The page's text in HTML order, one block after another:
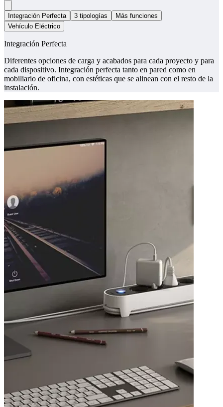
Integración Perfecta 3 tipologías
Más funciones
Vehículo Eléctrico
Integración Perfecta
Diferentes opciones de carga y acabados para cada proyecto y para
cada dispositivo. Integración perfecta tanto en pared como en
mobiliario de oficina, con estéticas que se alinean con el resto de la
instalación.